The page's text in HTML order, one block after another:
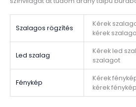
Szalagos rögzítés
Kérek
kérek
Led szalag
Kérek led
szalagot
Fénykép
Kérek
kérek